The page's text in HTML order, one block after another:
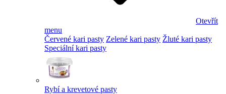
Otevřít
menu
Červené kari pasty Zelené kari pasty Žluté kari pasty
Speciální kari pasty
Rybí a krevetové pasty